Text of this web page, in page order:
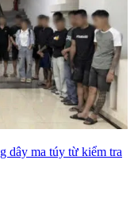
dây ma túy từ kiểm tra